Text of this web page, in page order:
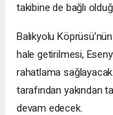
takibine de bağlı
Balıkyolu
hale getirilmesi,
rahatlama
tarafından yakından
devam edecek.